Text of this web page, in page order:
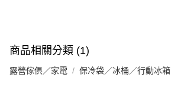
商品相關分類 (1)
露營傢俱／家電 保冷袋／冰桶／行動冰箱